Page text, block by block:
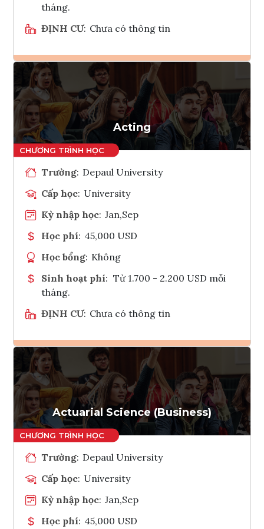
tháng.
ĐỊNH CƯ: Chưa có thông tin
Ghi danh
Tham vấn Interlink
Acting
Trường: Depaul University
Cấp học: University
Kỳ nhập học: Jan,Sep
Học phí: 45,000 USD
Học bổng: Không
Sinh hoạt phí: Từ 1.700 - 2.200 USD mỗi
tháng.
ĐỊNH CƯ: Chưa có thông tin
Ghi danh
Tham vấn Interlink
Actuarial Science (Business)
Trường: Depaul University
Cấp học: University
Kỳ nhập học: Jan,Sep
Học phí: 45,000 USD